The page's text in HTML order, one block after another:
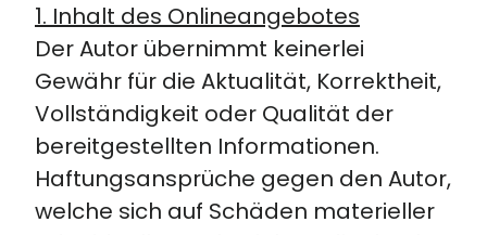
1. Inhalt des Onlineangebotes
Der Autor übernimmt keinerlei
Gewähr für die Aktualität, Korrektheit,
Vollständigkeit oder Qualität der
bereitgestellten Informationen.
Haftungsansprüche gegen den Autor,
welche sich auf Schäden materieller